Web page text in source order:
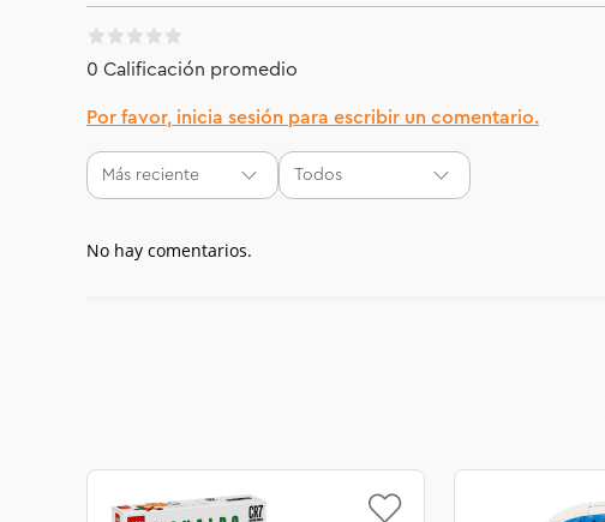
0 Calificación promedio
Por favor, inicia sesión para escribir un comentario.
Más reciente Todos
No hay comentarios.